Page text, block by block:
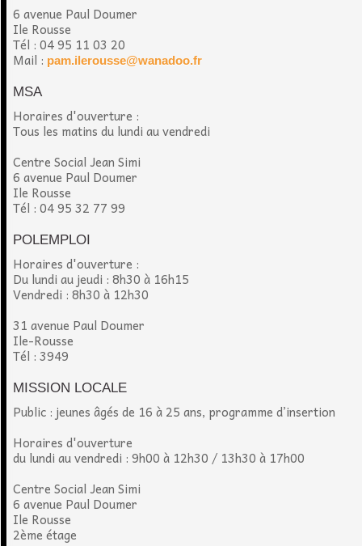
6 avenue Paul Doumer
Ile Rousse
Tél : 04 95 11 03 20
Mail : pam.ilerousse@wanadoo.fr
MSA
Horaires d'ouverture :
Tous les matins du lundi au vendredi
Centre Social Jean Simi
6 avenue Paul Doumer
Ile Rousse
Tél : 04 95 32 77 99
POLEMPLOI
Horaires d'ouverture :
Du lundi au jeudi : 8h30 à 16h15
Vendredi : 8h30 à 12h30
31 avenue Paul Doumer
Ile-Rousse
Tél : 3949
MISSION LOCALE
Public : jeunes âgés de 16 à 25 ans, programme d’insertion
Horaires d'ouverture
du lundi au vendredi : 9h00 à 12h30 / 13h30 à 17h00
Centre Social Jean Simi
6 avenue Paul Doumer
Ile Rousse
2ème étage